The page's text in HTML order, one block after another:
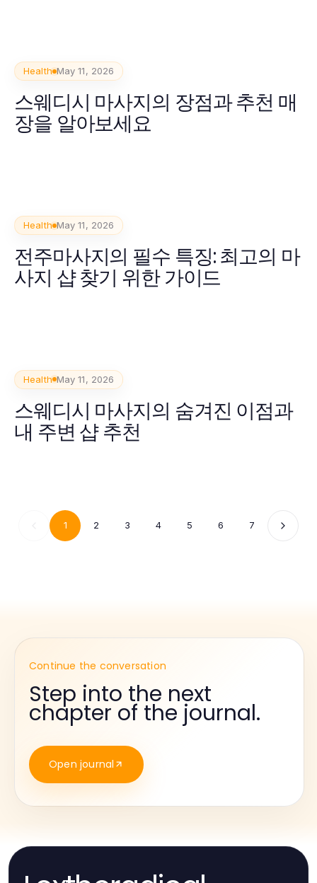
Health May 11, 2026
스웨디시 마사지의 장점과 추천 매
장을 알아보세요
Health May 11, 2026
전주마사지의 필수 특징: 최고의 마
사지 샵 찾기 위한 가이드
Health May 11, 2026
스웨디시 마사지의 숨겨진 이점과
내 주변 샵 추천
1 2 3 4 5 6 7
Continue the conversation
Step into the next
chapter of the journal.
Open journal